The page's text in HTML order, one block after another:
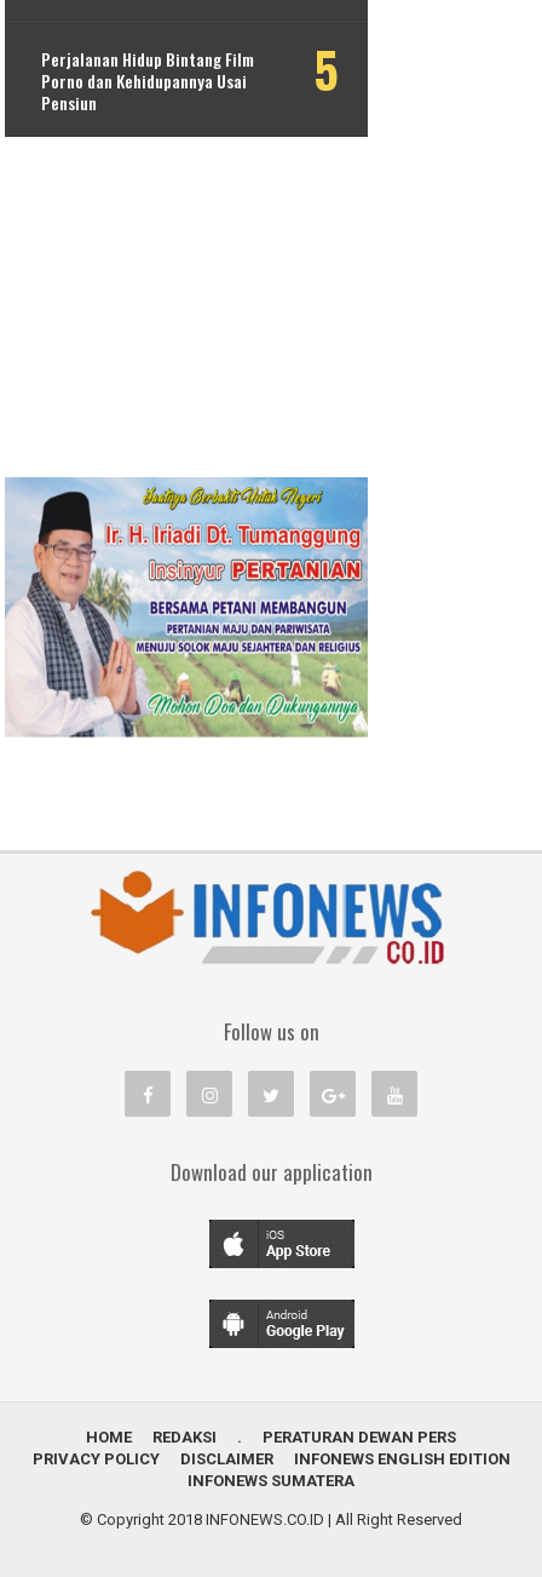
Perjalanan Hidup Bintang Film
Porno dan Kehidupannya Usai
Pensiun
Follow us on
Download our application
HOME REDAKSI .
PERATURAN DEWAN PERS
PRIVACY POLICY
DISCLAIMER
INFONEWS ENGLISH EDITION
INFONEWS SUMATERA
© Copyright 2018 INFONEWS.CO.ID | All Right Reserved